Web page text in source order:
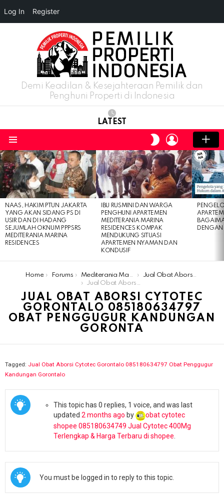
Demi Keadilan & Kesejahteraan Pemilik dan
Penghuni Properti di Indonesia
LATEST
SWITCH
SKIN
LOGIN
LATEST
STORIES
NAAS, HAKIM PTUN JAKARTA
YANG AKAN SIDANG PS DI
USIR DAN DI HADANG
SEJUMLAH OKNUM PPPSRS
MEDITERANIA MARINA
RESIDENCES
IBU RUSMINI DAN WARGA
PENGHUNI APARTEMEN
MEDITERANIA MARINA
RESIDENCES KOMPAK
MENDUKUNG SITUASI
APARTEMEN NYAMAN DAN
KONDUSIF
DENGAN
You are here:
Home Forums Mediterania Marina Residences
Jual Obat Aborsi Cytotec Gorontalo 085180634797 Obat Penggugur Kandungan Gorontalo
Jual Obat Aborsi Cytotec Gorontalo 085180634797 Obat Penggugur Kandungan Goronta
JUAL OBAT ABORSI CYTOTEC
GORONTALO 085180634797
OBAT PENGGUGUR KANDUNGAN
GORONTA
Tagged: Jual Obat Aborsi Cytotec Gorontalo 085180634797 Obat Penggugur
Kandungan Gorontalo
This topic has 0 replies, 1 voice, and was last
updated 2 months ago by
obat cytotec
shopee 085180634749 Jual Cytotec 400Mg
Terlengkap & Harga Terbaru di shopee.
You must be logged in to reply to this topic.
Log In Register